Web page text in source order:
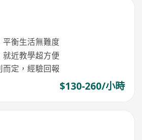
衡生活無難度
就近教學超方便
定，經驗回報
$130-260/小時